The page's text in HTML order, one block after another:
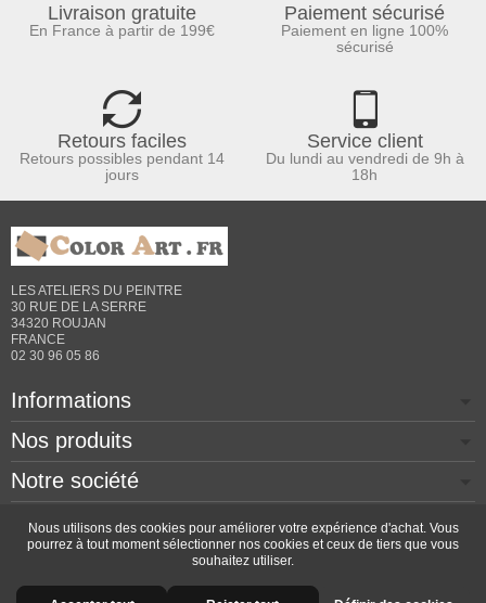
Livraison gratuite
En France à partir de 199€
Paiement sécurisé
Paiement en ligne 100%
sécurisé
Retours faciles
Retours possibles pendant 14
jours
Service client
Du lundi au vendredi de 9h à
18h
LES ATELIERS DU PEINTRE
30 RUE DE LA SERRE
34320 ROUJAN
FRANCE
02 30 96 05 86
Informations
Nos produits
Notre société
Contactez-nous
Copyright © 2026 - Design by Prestacrea - Ecommerce
Nous utilisons des cookies pour améliorer votre expérience d'achat. Vous
pourrez à tout moment sélectionner nos cookies et ceux de tiers que vous
souhaitez utiliser.